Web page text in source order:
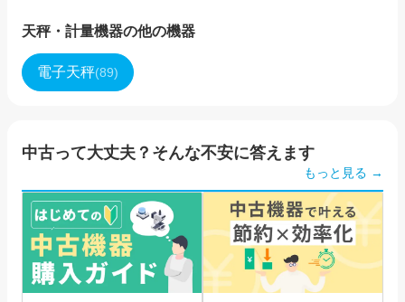
天秤・計量機器の他の機器
電子天秤(89)
中古って大丈夫？そんな不安に答えます
もっと見る →